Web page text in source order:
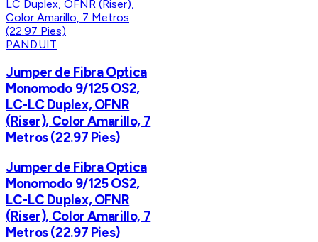
PANDUIT
Jumper de Fibra Optica
Monomodo 9/125 OS2,
LC-LC Duplex, OFNR
(Riser), Color Amarillo, 7
Metros (22.97 Pies)
Jumper de Fibra Optica
Monomodo 9/125 OS2,
LC-LC Duplex, OFNR
(Riser), Color Amarillo, 7
Metros (22.97 Pies)